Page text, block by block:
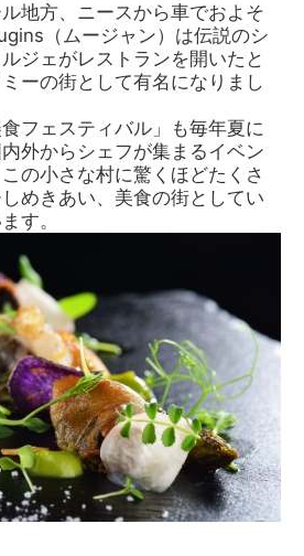
地方、ニースから車でおよそ
（ムージャン）は伝説のシ
ジェがレストランを開いたと
ーの街として有名になりまし
フェスティバル」も毎年夏に
外からシェフが集まるイベン
の小さな村に驚くほどたくさ
めきあい、美食の街としてい
す。